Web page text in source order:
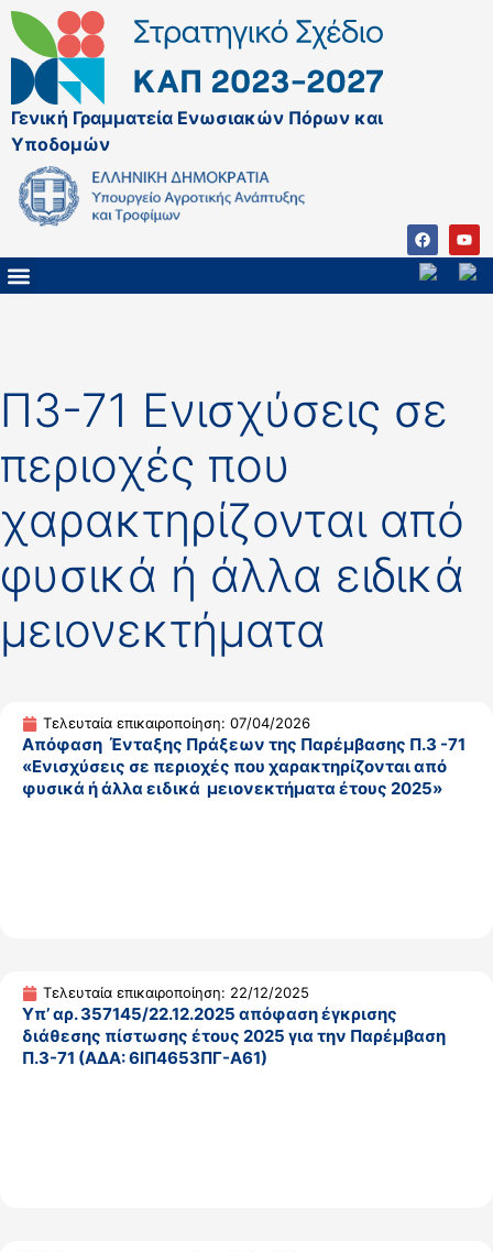
Γενική Γραμματεία Ενωσιακών Πόρων και
Υποδομών
Π3-71 Ενισχύσεις σε
περιοχές που
χαρακτηρίζονται από
φυσικά ή άλλα ειδικά
μειονεκτήματα
Τελευταία επικαιροποίηση: 07/04/2026
Απόφαση Ένταξης Πράξεων της Παρέμβασης Π.3 -71
«Ενισχύσεις σε περιοχές που χαρακτηρίζονται από
φυσικά ή άλλα ειδικά μειονεκτήματα έτους 2025»
Τελευταία επικαιροποίηση: 22/12/2025
Υπ’ αρ. 357145/22.12.2025 απόφαση έγκρισης
διάθεσης πίστωσης έτους 2025 για την Παρέμβαση
Π.3-71 (ΑΔΑ: 6ΙΠ4653ΠΓ-Α61)